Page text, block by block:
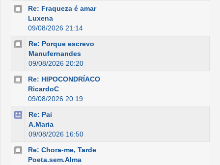
Re: Fraqueza é amar
Luxena
09/08/2026 21:14
Re: Porque escrevo
Manufernandes
09/08/2026 20:20
Re: HIPOCONDRÍACO
RicardoC
09/08/2026 20:19
Re: Pai
A.Maria
09/08/2026 16:50
Re: Chora-me, Tarde
Poeta.sem.Alma